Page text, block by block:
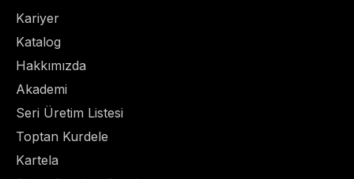
Kariyer
Katalog
Hakkımızda
Akademi
Seri Üretim Listesi
Toptan Kurdele
Kartela